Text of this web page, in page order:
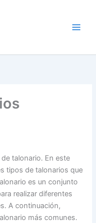
talonario. En este
tipos de talonarios que
es un conjunto
realizar diferentes
A continuación,
más comunes.